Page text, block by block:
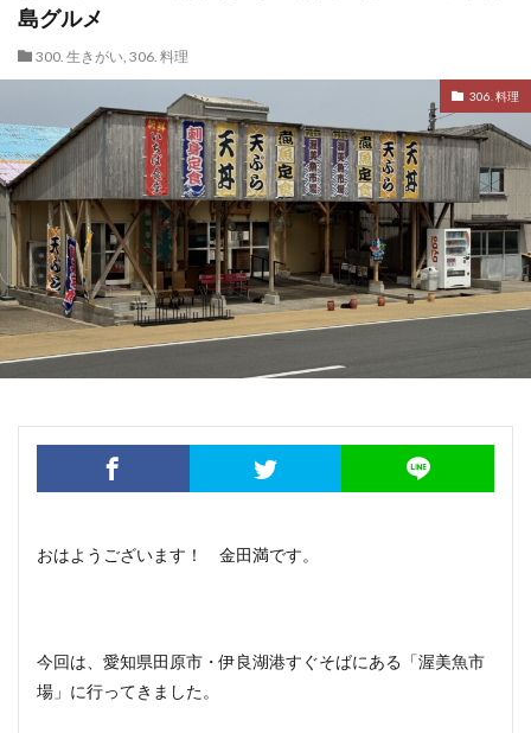
島グルメ
300. 生きがい, 306. 料理
306. 料理
おはようございます！ 金田満です。
今回は、愛知県田原市・伊良湖港すぐそばにある「渥美魚市
場」に行ってきました。